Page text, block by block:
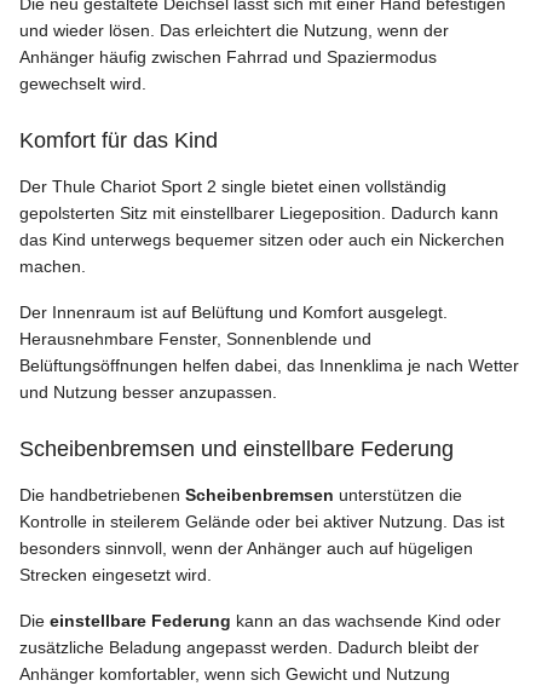
und wieder lösen. Das erleichtert die Nutzung, wenn der
Anhänger häufig zwischen Fahrrad und Spaziermodus
gewechselt wird.
Komfort für das Kind
Der Thule Chariot Sport 2 single bietet einen vollständig
gepolsterten Sitz mit einstellbarer Liegeposition. Dadurch kann
das Kind unterwegs bequemer sitzen oder auch ein Nickerchen
machen.
Der Innenraum ist auf Belüftung und Komfort ausgelegt.
Herausnehmbare Fenster, Sonnenblende und
Belüftungsöffnungen helfen dabei, das Innenklima je nach Wetter
und Nutzung besser anzupassen.
Scheibenbremsen und einstellbare Federung
Die handbetriebenen Scheibenbremsen unterstützen die
Kontrolle in steilerem Gelände oder bei aktiver Nutzung. Das ist
besonders sinnvoll, wenn der Anhänger auch auf hügeligen
Strecken eingesetzt wird.
Die einstellbare Federung kann an das wachsende Kind oder
zusätzliche Beladung angepasst werden. Dadurch bleibt der
Anhänger komfortabler, wenn sich Gewicht und Nutzung